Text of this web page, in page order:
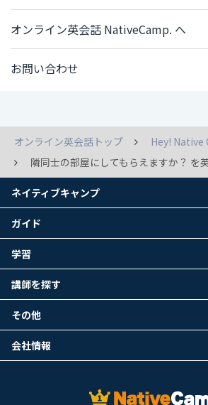
オンライン英会話 NativeCamp. へ
お問い合わせ
オンライン英会話トップ
Hey! Native
隣同士の部屋にしてもらえますか？ を
ネイティブキャンプ
ガイド
学習
講師を探す
その他
会社情報